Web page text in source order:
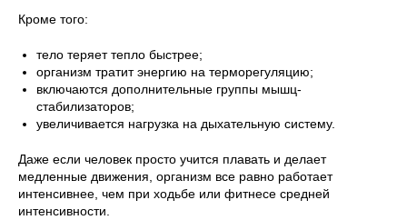
Кроме того:
тело теряет тепло быстрее;
организм тратит энергию на терморегуляцию;
включаются дополнительные группы мышц-
стабилизаторов;
увеличивается нагрузка на дыхательную систему.
Даже если человек просто учится плавать и делает
медленные движения, организм все равно работает
интенсивнее, чем при ходьбе или фитнесе средней
интенсивности.